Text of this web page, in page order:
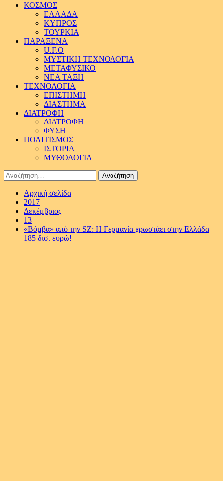
ΚΟΣΜΟΣ
ΕΛΛΑΔΑ
ΚΥΠΡΟΣ
ΤΟΥΡΚΙΑ
ΠΑΡΑΞΕΝΑ
U.F.O
ΜΥΣΤΙΚΗ ΤΕΧΝΟΛΟΓΙΑ
ΜΕΤΑΦΥΣΙΚΟ
ΝΕΑ ΤΑΞΗ
ΤΕΧΝΟΛΟΓΙΑ
ΕΠΙΣΤΗΜΗ
ΔΙΑΣΤΗΜΑ
ΔΙΑΤΡΟΦΗ
ΔΙΑΤΡΟΦΗ
ΦΥΣΗ
ΠΟΛΙΤΙΣΜΟΣ
ΙΣΤΟΡΙΑ
ΜΥΘΟΛΟΓΙΑ
Αναζήτηση
για:
Αρχική σελίδα
2017
Δεκέμβριος
13
«Βόμβα» από την SZ: Η Γερμανία χρωστάει στην Ελλάδα
185 δισ. ευρώ!